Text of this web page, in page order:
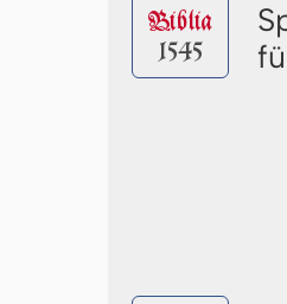
Biblia
1545